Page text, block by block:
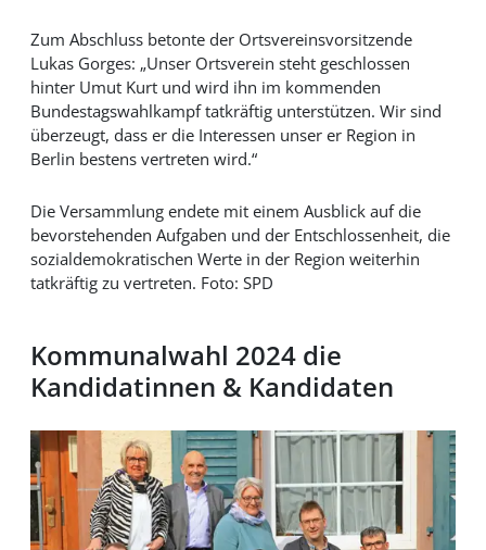
Zum Abschluss betonte der Ortsvereinsvorsitzende
Lukas Gorges: „Unser Ortsverein steht geschlossen
hinter Umut Kurt und wird ihn im kommenden
Bundestagswahlkampf tatkräftig unterstützen. Wir sind
überzeugt, dass er die Interessen unser er Region in
Berlin bestens vertreten wird.“
Die Versammlung endete mit einem Ausblick auf die
bevorstehenden Aufgaben und der Entschlossenheit, die
sozialdemokratischen Werte in der Region weiterhin
tatkräftig zu vertreten. Foto: SPD
Kommunalwahl 2024 die
Kandidatinnen & Kandidaten